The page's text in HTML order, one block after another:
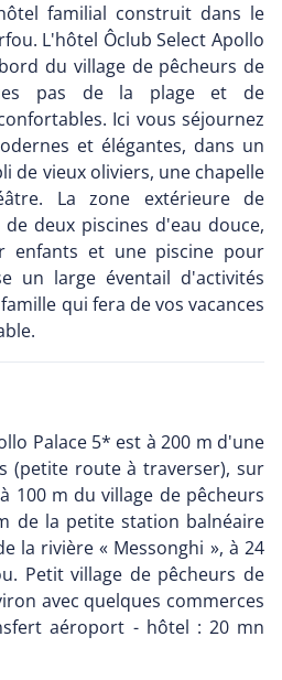
familial construit dans le
L'hôtel Ôclub Select Apollo
du village de pêcheurs de
pas de la plage et de
Ici vous séjournez
et élégantes, dans un
de vieux oliviers, une chapelle
La zone extérieure de
deux piscines d'eau douce,
enfants et une piscine pour
un large éventail d'activités
qui fera de vos vacances
Palace 5* est à 200 m d'une
(petite route à traverser), sur
100 m du village de pêcheurs
de la petite station balnéaire
la rivière « Messonghi », à 24
Petit village de pêcheurs de
avec quelques commerces
aéroport - hôtel : 20 mn